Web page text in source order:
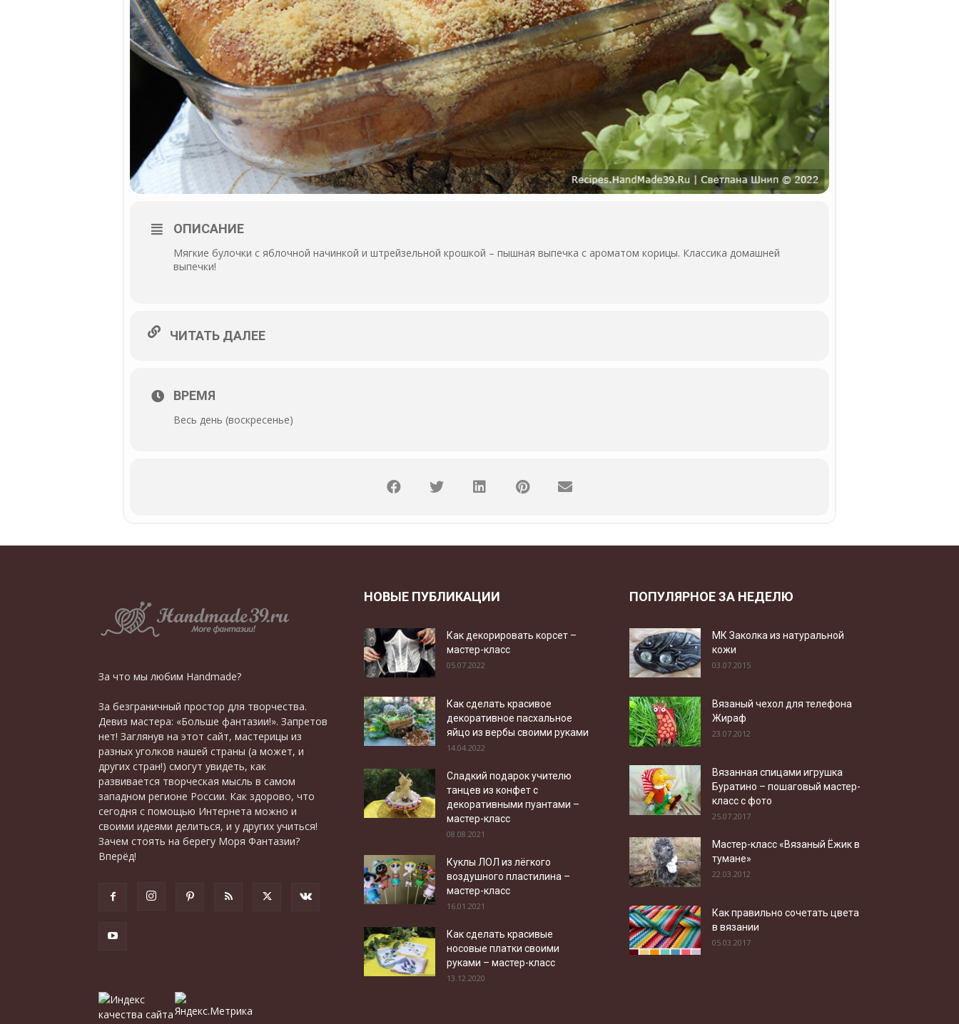
ОПИСАНИЕ
Мягкие булочки с яблочной начинкой и штрейзельной крошкой – пышная выпечка с ароматом корицы. Классика домашней
выпечки!
ЧИТАТЬ ДАЛЕЕ
ВРЕМЯ
Весь день (воскресенье)
За что мы любим Handmade?
За безграничный простор для творчества.
Девиз мастера: «Больше фантазии!». Запретов
нет! Заглянув на этот сайт, мастерицы из
разных уголков нашей страны (а может, и
других стран!) смогут увидеть, как
развивается творческая мысль в самом
западном регионе России. Как здорово, что
сегодня с помощью Интернета можно и
своими идеями делиться, и у других учиться!
Зачем стоять на берегу Моря Фантазии?
Вперёд!
НОВЫЕ ПУБЛИКАЦИИ
Как декорировать корсет –
мастер-класс
05.07.2022
Как сделать красивое
декоративное пасхальное
яйцо из вербы своими руками
14.04.2022
Сладкий подарок учителю
танцев из конфет с
декоративными пуантами –
мастер-класс
08.08.2021
Куклы ЛОЛ из лёгкого
воздушного пластилина –
мастер-класс
16.01.2021
Как сделать красивые
носовые платки своими
руками – мастер-класс
13.12.2020
ПОПУЛЯРНОЕ ЗА НЕДЕЛЮ
МК Заколка из натуральной
кожи
03.07.2015
Вязаный чехол для телефона
Жираф
23.07.2012
Вязанная спицами игрушка
Буратино – пошаговый мастер-
класс с фото
25.07.2017
Мастер-класс «Вязаный Ёжик в
тумане»
22.03.2012
Как правильно сочетать цвета
в вязании
05.03.2017